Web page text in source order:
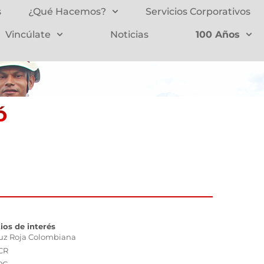
¿Qué Hacemos? Servicios Corporativos
Vincúlate Noticias 100 Años
de interés
Roja Colombiana